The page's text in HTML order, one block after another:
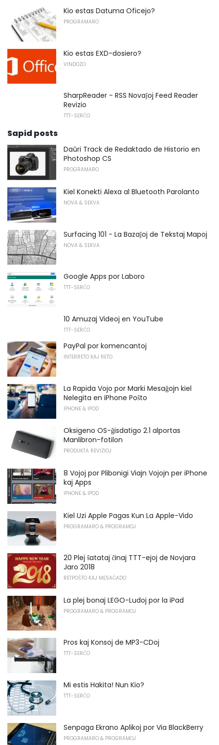
Kio estas Datuma Oficejo?
PROGRAMARO
Kio estas EXD-dosiero?
VINDOZO
SharpReader - RSS Novaĵoj Feed Reader
Revizio
TTT-SERĈO
Sapid posts
Daŭri Track de Redaktado de Historio en
Photoshop CS
PROGRAMARO
Kiel Konekti Alexa al Bluetooth Parolanto
NOVA & SEKVA
Surfacing 101 - La Bazaĵoj de Tekstaj Mapoj
NOVA & SEKVA
Google Apps por Laboro
TTT-SERĈO
10 Amuzaj Videoj en YouTube
TTT-SERĈO
PayPal por komencantoj
INTERRETO KAJ RETO
La Rapida Vojo por Marki Mesaĝojn kiel
Nelegita en iPhone Poŝto
IPHONE & IPOD
Oksigeno OS-ĝisdatigo 2.1 alportas
Manlibron-fotilon
PRODUKTA REVIZIOJ
8 Vojoj por Plibonigi Viajn Vojojn per iPhone
kaj Apps
IPHONE & IPOD
Kiel Uzi Apple Pagas Kun La Apple-Vido
PROGRAMARO & PROGRAMOJ
20 Plej ŝatataj ĉinaj TTT-ejoj de Novjara
Jaro 2018
RETPOŜTO KAJ MESAĜADO
La plej bonaj LEGO-Ludoj por la iPad
PROGRAMARO & PROGRAMOJ
Pros kaj Konsoj de MP3-CDoj
TTT-SERĈO
Mi estis Hakita! Nun Kio?
TTT-SERĈO
Senpaga Ekrano Aplikoj por Via BlackBerry
PROGRAMARO & PROGRAMOJ